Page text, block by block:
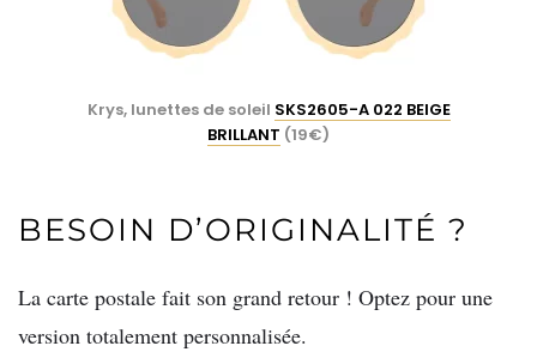
Krys, lunettes de soleil SKS2605-A 022 BEIGE
BRILLANT (19€)
BESOIN D’ORIGINALITÉ ?
La carte postale fait son grand retour ! Optez pour une
version totalement personnalisée.